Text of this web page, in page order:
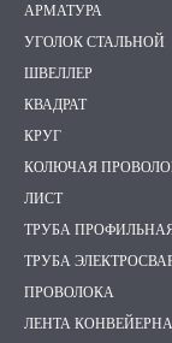
АРМАТУРА
УГОЛОК СТАЛЬНОЙ
ШВЕЛЛЕР
КВАДРАТ
КРУГ
КОЛЮЧАЯ
ЛИСТ
ТРУБА
ТРУБА
ПРОВОЛОКА
ЛЕНТА